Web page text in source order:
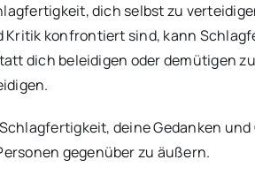
dich selbst zu
Kritik konfrontiert sind, kann
dich beleidigen oder demütigen
deine Gedanken
gegenüber zu äußern.